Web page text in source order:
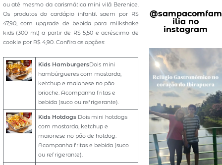
ou até mesmo da carismática mini vilã Berenice.
Os produtos do cardápio infantil saem por R$
47,90, com upgrade de bebida para milkshake
kids (300 ml) a partir de R$ 5,50 e acréscimo de
cookie por R$ 4,90. Confira as opções:
Kids HamburgersDois mini
hambúrgueres com mostarda,
ketchup e maionese no pão
brioche. Acompanha fritas e
bebida (suco ou refrigerante).
Kids Hotdogs Dois mini hotdogs
com mostarda, ketchup e
maionese no pão de hotdog.
Acompanha fritas e bebida (suco
ou refrigerante).
@sampacomfam
ilia no
instagram